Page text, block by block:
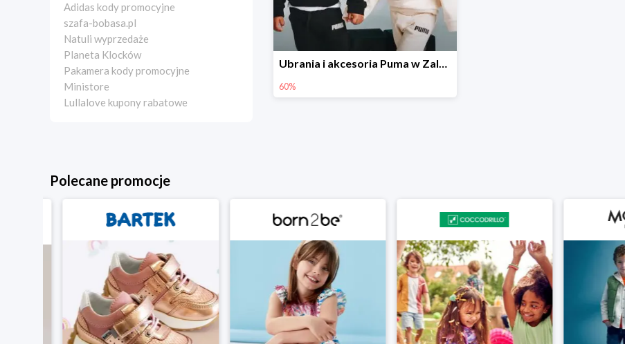
Adidas kody promocyjne
szafa-bobasa.pl
Natuli wyprzedaże
Planeta Klocków
Pakamera kody promocyjne
Ministore
Lullalove kupony rabatowe
Ubrania i akcesoria Puma w Zalando Lounge do -60%
60%
Polecane promocje